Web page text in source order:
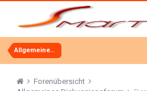
Allgemeines Diskussionsforum
Forenübersicht